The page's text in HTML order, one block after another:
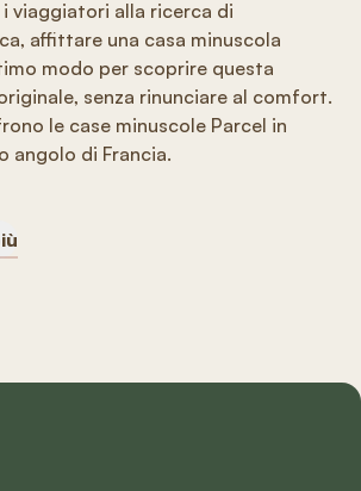
viaggiatori alla ricerca di
affittare una casa minuscola
modo per scoprire questa
senza rinunciare al comfort.
le case minuscole Parcel in
angolo di Francia.